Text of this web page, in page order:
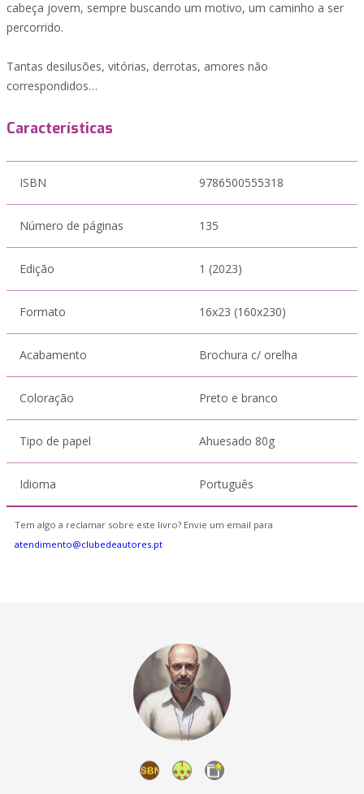
cabeça jovem, sempre buscando um motivo, um caminho a ser
percorrido.
Tantas desilusões, vitórias, derrotas, amores não
correspondidos…
Características
ISBN 9786500555318
Número de páginas 135
Edição 1 (2023)
Formato 16x23 (160x230)
Acabamento Brochura c/ orelha
Coloração Preto e branco
Tipo de papel Ahuesado 80g
Idioma Português
Tem algo a reclamar sobre este livro? Envie um email para
atendimento@clubedeautores.pt